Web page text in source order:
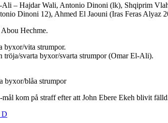
– Hajdar Wali, Antonio Dinoni (lk), Shqiprim
Dinoni 12), Ahmed El Jaouni (Iras Feras
Hechme.
byxor/vita strumpor.
tröja/svarta byxor/svarta strumpor (Omar El-Ali).
byxor/blåa strumpor
kom på straff efter att John Ebere Ekeh blivit
D